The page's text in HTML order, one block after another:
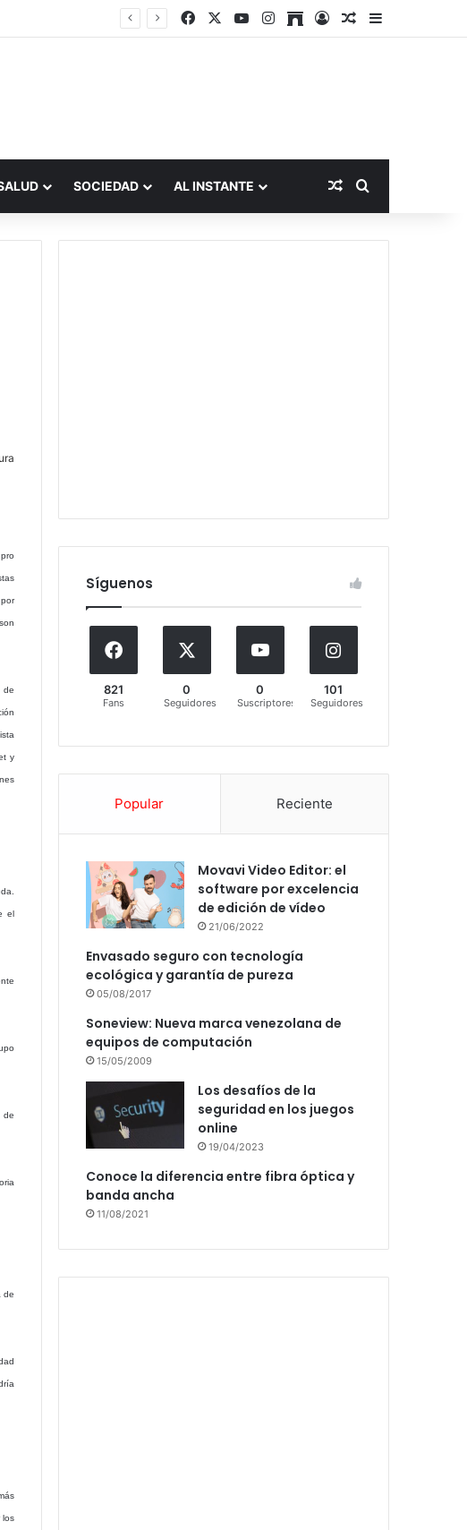
FacebookYouTubeInstagram
ArchiveAccesoPublicación al
Barra lateral
SOCIEDAD AL INSTANTE Publicación al
Buscar por
de
y
el
de
de
los
Síguenos
821
Fans
0
Seguidores
0
Suscriptores
101
Seguidores
Popular Reciente
Movavi Video Editor: el
software por excelencia
de edición de vídeo
21/06/2022
Envasado seguro con tecnología
ecológica y garantía de pureza
05/08/2017
Soneview: Nueva marca venezolana de
equipos de computación
15/05/2009
Los desafíos de la
seguridad en los juegos
online
19/04/2023
Conoce la diferencia entre fibra óptica y
banda ancha
11/08/2021